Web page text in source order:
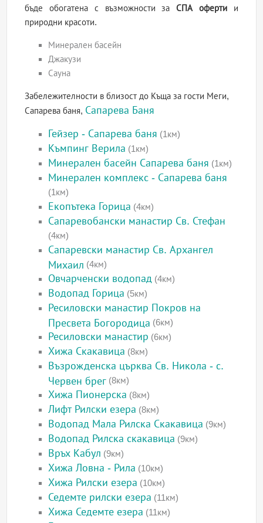
бъде обогатена с възможности заСПА оферти и
природни красоти.
Минерален басейн
Джакузи
Сауна
Забележителности в близост до Къща за гости Меги,
Сапарева баня, Сапарева Баня
Гейзер - Сапарева баня (1км)
Къмпинг Верила (1км)
Минерален басейн Сапарева баня (1км)
Минерален комплекс - Сапарева баня
(1км)
Екопътека Горица (4км)
Сапаревобански манастир Св. Стефан
(4км)
Сапаревски манастир Св. Архангел
Михаил (4км)
Овчарченски водопад (4км)
Водопад Горица (5км)
Ресиловски манастир Покров на
Пресвета Богородица (6км)
Ресиловски манастир (6км)
Хижа Скакавица (8км)
Възрожденска църква Св. Никола - с.
Червен брег (8км)
Хижа Пионерска (8км)
Лифт Рилски езера (8км)
Водопад Мала Рилска Скакавица (9км)
Водопад Рилска скакавица (9км)
Връх Кабул (9км)
Хижа Ловна - Рила (10км)
Хижа Рилски езера (10км)
Седемте рилски езера (11км)
Хижа Седемте езера (11км)